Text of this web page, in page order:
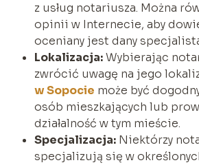
z usług notariusza. Można
opinii w Internecie, aby
oceniany jest dany
Lokalizacja:Wybierając
zwrócić uwagę na jego
w Sopocie może być
osób mieszkających lub
działalność w tym mieście.
Specjalizacja:Niektórzy
specjalizują się w